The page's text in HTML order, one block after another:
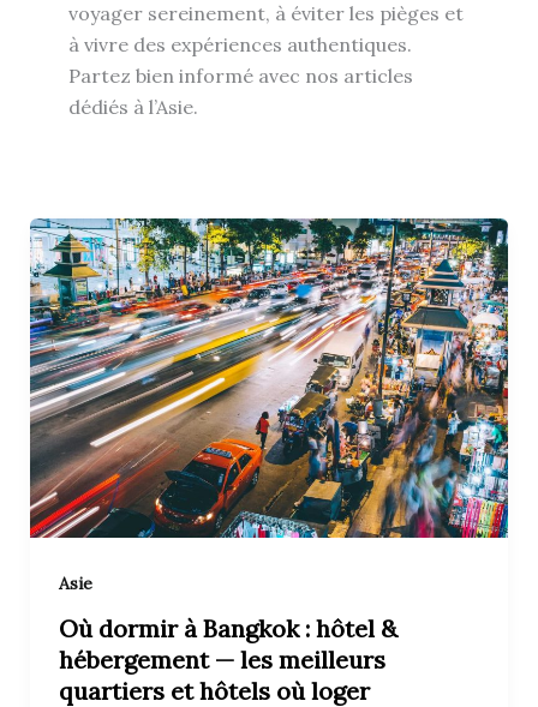
voyager sereinement, à éviter les pièges et
à vivre des expériences authentiques.
Partez bien informé avec nos articles
dédiés à l’Asie.
Asie
Où dormir à Bangkok : hôtel &
hébergement — les meilleurs
quartiers et hôtels où loger